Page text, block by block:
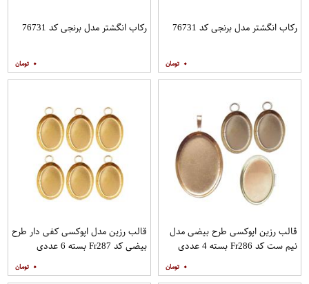
رکاب انگشتر مدل برنجی کد 76731
۰
رکاب انگشتر مدل برنجی کد 76731
۰
قالب رزین اپوکسی طرح بیضی مدل
نیم ست کد Fr286 بسته 4 عددی
۰
قالب رزین مدل اپوکسی کفی دار طرح
بیضی کد Fr287 بسته 6 عددی
۰